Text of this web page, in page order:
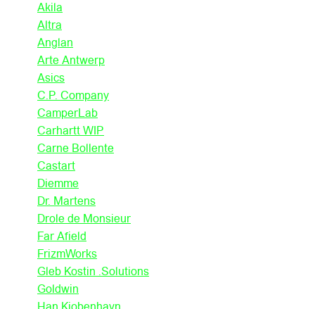
Akila
Altra
Anglan
Arte Antwerp
Asics
C.P. Company
CamperLab
Carhartt WIP
Carne Bollente
Castart
Diemme
Dr. Martens
Drole de Monsieur
Far Afield
FrizmWorks
Gleb Kostin .Solutions
Goldwin